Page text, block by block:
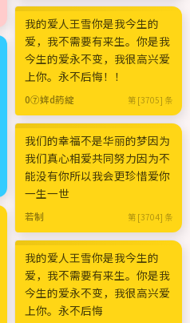
我的爱人王雪你是我今生的
爱，我不需要有来生。你是我
今生的爱永不变，我很高兴爱
上你。永不后悔！！
0⑦姩d箹綻 第 [3705] 条
我们的幸福不是华丽的梦因为
我们真心相爱共同努力因为不
能没有你所以我会更珍惜爱你
一生一世
若制 第 [3704] 条
我的爱人王雪你是我今生的
爱，我不需要有来生。你是我
今生的爱永不变，我很高兴爱
上你。永不后悔